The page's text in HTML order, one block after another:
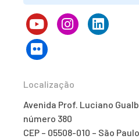
Localização
Avenida Prof. Luciano
número 380
CEP – 05508-010 – São